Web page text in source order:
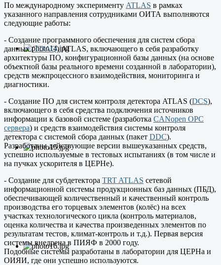
По международному эксперименту ATLAS в рамках
указанного направления сотрудниками ОИТА выполняются
следующие работы:
- Создание программного обеспечения для систем сбора
данных (TDAQ) ATLAS, включающего в себя разработку
архитектуры ПО, конфигурационной базы данных (на основе
объектной базы реального времени созданной в лаборатории),
средств межпроцессного взаимодействия, мониторинга и
диагностики.
- Создание ПО для систем контроля детектора ATLAS (DCS),
включающего в себя средства подключения источников
информации к базовой системе (разработка CANopen OPC
сервера) и средств взаимодействия системы контроля
детектора с системой сбора данных (пакет DDC).
Разработаны действующие версии вышеуказанных средств,
успешно используемые в тестовых испытаниях (в том числе и
на пучках ускорителя в ЦЕРНе).
- Создание для субдетектора TRT ATLAS сетевой
информационной системы продукционных баз данных (ПБД),
обеспечивающей количественный и качественный контроль
производства его торцевых элементов (колёс) на всех
участках технологического цикла (контроль материалов,
оценка количества и качества произведенных элементов по
результатам тестов, климат-контроль и т.д.). Первая версия
системы внедрена в ПИЯФ в 2000 году.
Подобные системы разработаны в лаборатории для ЦЕРНа и
ОИЯИ, где они успешно используются.